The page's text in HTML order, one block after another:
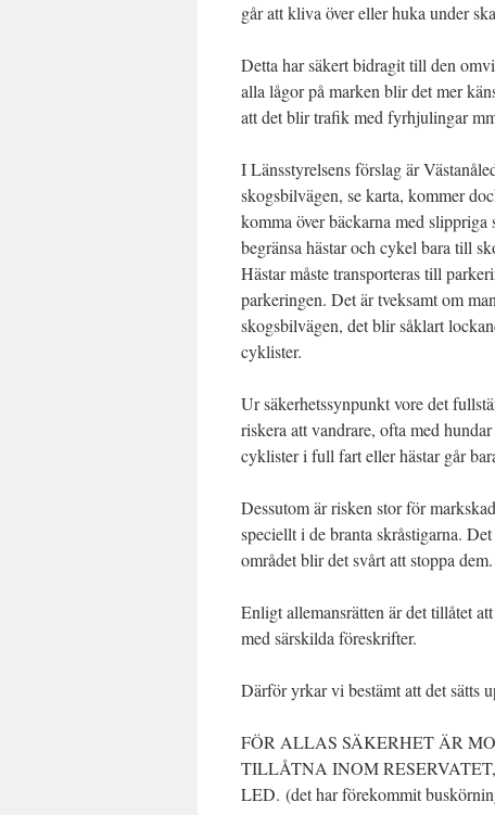
går att kliva över eller huka under
Detta har säkert bidragit till den
alla lågor på marken blir det mer
att det blir trafik med fyrhjulingar
I Länsstyrelsens förslag är
skogsbilvägen, se karta, kommer
komma över bäckarna med
begränsa hästar och cykel bara till
Hästar måste transporteras till
parkeringen. Det är tveksamt om
skogsbilvägen, det blir såklart
cyklister.
Ur säkerhetssynpunkt vore det
riskera att vandrare, ofta med
cyklister i full fart eller hästar går
Dessutom är risken stor för
speciellt i de branta skråstigarna.
området blir det svårt att stoppa dem.
Enligt allemansrätten är det tillåtet
med särskilda föreskrifter.
Därför yrkar vi bestämt att det sätts
FÖR ALLAS SÄKERHET ÄR
TILLÅTNA INOM
LED. (det har förekommit